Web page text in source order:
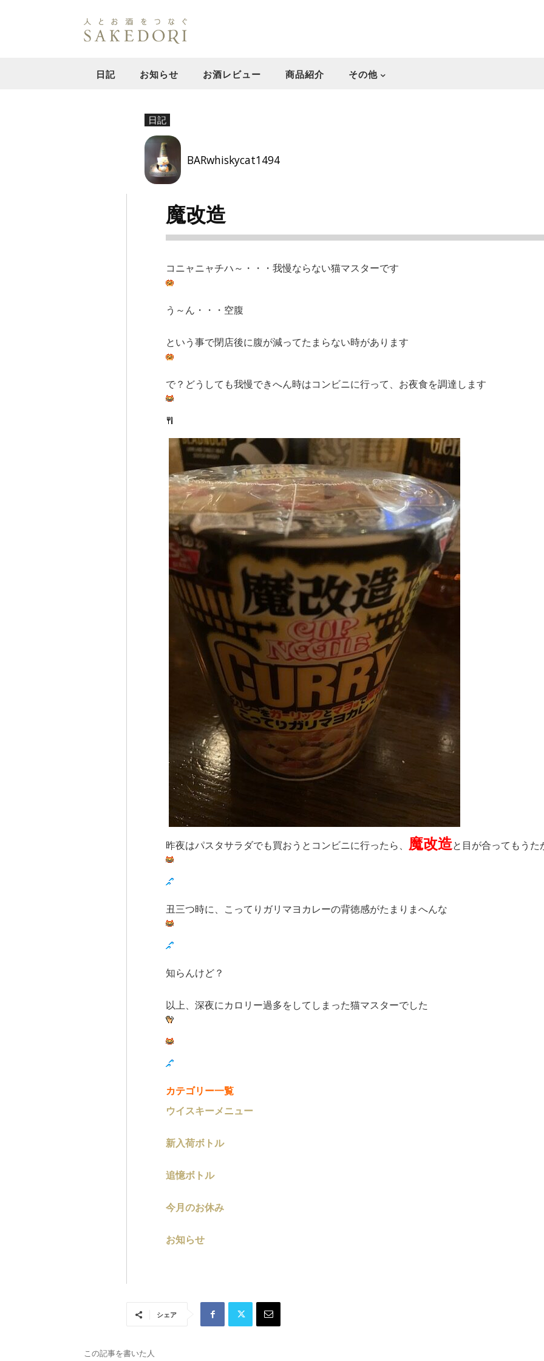
日記 お知らせ お酒レビュー 商品紹介 その他
日記
BARwhiskycat1494
魔改造
コニャニャチハ～・・・我慢ならない猫マスターです
う～ん・・・空腹
という事で閉店後に腹が減ってたまらない時があります
で？どうしても我慢できへん時はコンビニに行って、お夜食を調達します
昨夜はパスタサラダでも買おうとコンビニに行ったら、 魔改造と目が合ってもうた
丑三つ時に、こってりガリマヨカレーの背徳感がたまりまへんな
知らんけど？
以上、深夜にカロリー過多をしてしまった猫マスターでした
カテゴリー一覧
ウイスキーメニュー
新入荷ボトル
追憶ボトル
今月のお休み
お知らせ
シェア
この記事を書いた人